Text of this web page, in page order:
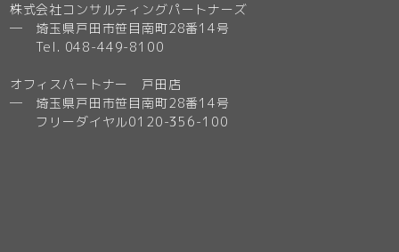
株式会社コンサルティングパートナーズ
─ 埼玉県戸田市笹目南町28番14号
Tel. 048-449-8100
オフィスパートナー 戸田店
─ 埼玉県戸田市笹目南町28番14号
フリーダイヤル0120-356-100